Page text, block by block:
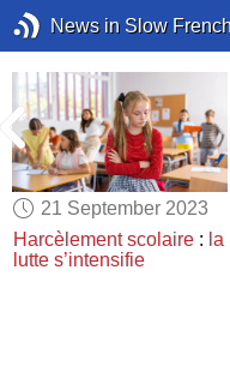
News in Slow
21 September 2023
Harcèlement scolaire : la
lutte s’intensifie